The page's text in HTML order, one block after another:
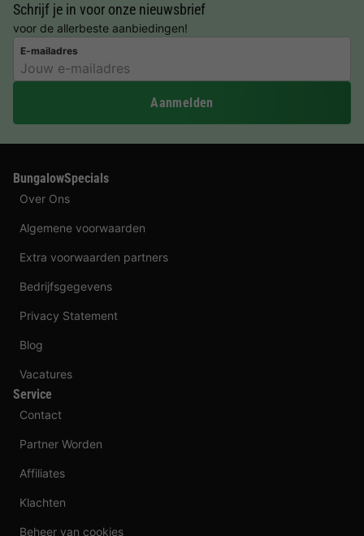
Schrijf je in voor onze nieuwsbrief
voor de allerbeste aanbiedingen!
E-mailadres
Aanmelden
BungalowSpecials
Over Ons
Algemene voorwaarden
Extra voorwaarden partners
Bedrijfsgegevens
Privacy Statement
Blog
Vacatures
Service
Contact
Partner Worden
Affiliates
Klachten
Beheer van cookies